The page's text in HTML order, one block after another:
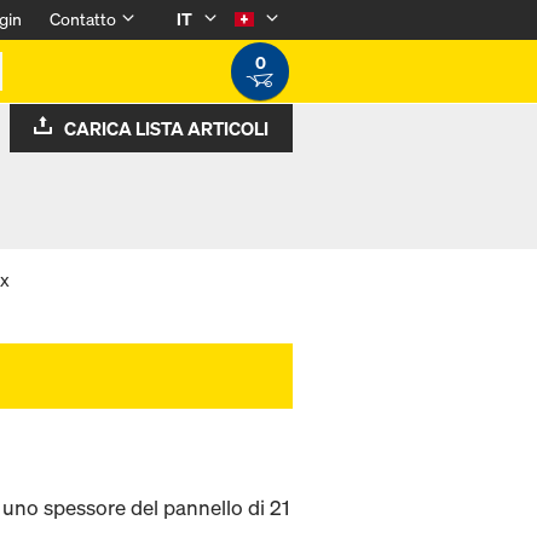
Contatto
IT
0
CARICA LISTA ARTICOLI
spessore del pannello di 21